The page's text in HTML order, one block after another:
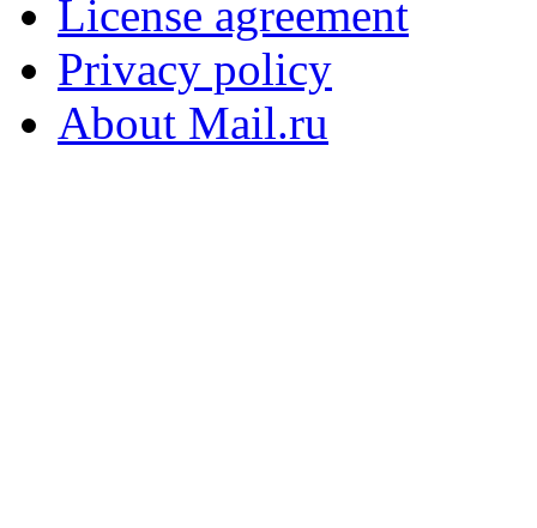
License agreement
Privacy policy
About Mail.ru